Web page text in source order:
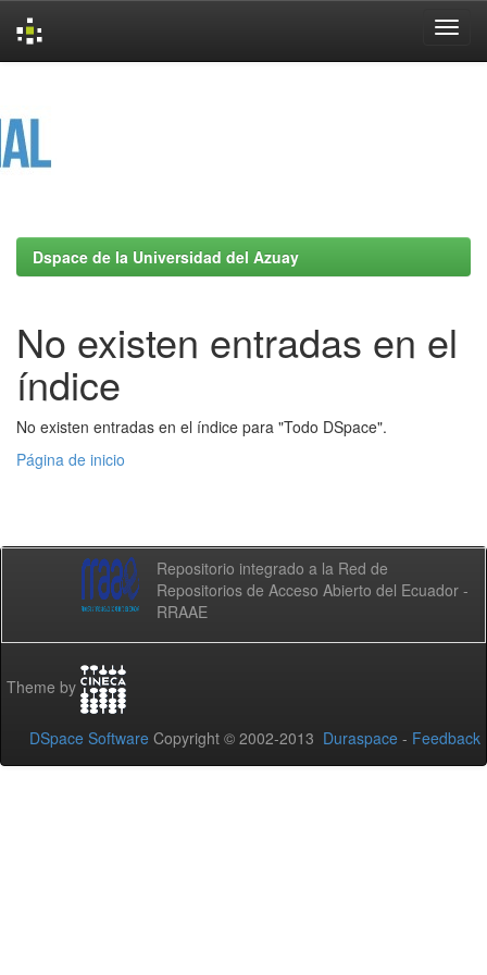
Dspace de la Universidad del Azuay
No existen entradas en el
índice
No existen entradas en el índice para "Todo DSpace".
Página de inicio
Repositorio integrado a la Red de
Repositorios de Acceso Abierto del Ecuador -
RRAAE
Theme by
DSpace Software Copyright © 2002-2013 Duraspace - Feedback